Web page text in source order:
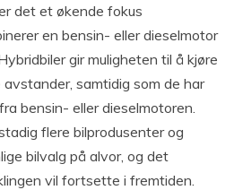
det et økende fokus
en bensin- eller dieselmotor
gir muligheten til å kjøre
samtidig som de har
bensin- eller dieselmotoren.
flere bilprodusenter og
bilvalg på alvor, og det
vil fortsette i fremtiden.